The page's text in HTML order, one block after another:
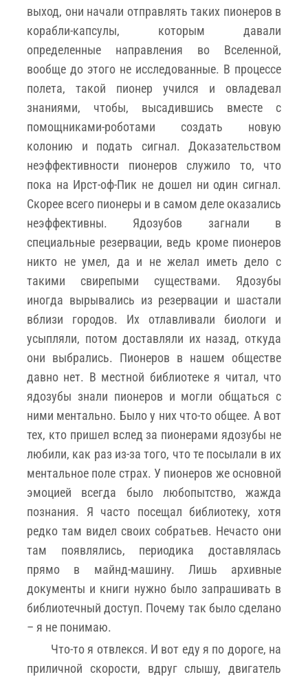
выход, они начали отправлять таких пионеров в
корабли-капсулы, которым давали
определенные направления во Вселенной,
вообще до этого не исследованные. В процессе
полета, такой пионер учился и овладевал
знаниями, чтобы, высадившись вместе с
помощниками-роботами создать новую
колонию и подать сигнал. Доказательством
неэффективности пионеров служило то, что
пока на Ирст-оф-Пик не дошел ни один сигнал.
Скорее всего пионеры и в самом деле оказались
неэффективны. Ядозубов загнали в
специальные резервации, ведь кроме пионеров
никто не умел, да и не желал иметь дело с
такими свирепыми существами. Ядозубы
иногда вырывались из резервации и шастали
вблизи городов. Их отлавливали биологи и
усыпляли, потом доставляли их назад, откуда
они выбрались. Пионеров в нашем обществе
давно нет. В местной библиотеке я читал, что
ядозубы знали пионеров и могли общаться с
ними ментально. Было у них что-то общее. А вот
тех, кто пришел вслед за пионерами ядозубы не
любили, как раз из-за того, что те посылали в их
ментальное поле страх. У пионеров же основной
эмоцией всегда было любопытство, жажда
познания. Я часто посещал библиотеку, хотя
редко там видел своих собратьев. Нечасто они
там появлялись, периодика доставлялась
прямо в майнд-машину. Лишь архивные
документы и книги нужно было запрашивать в
библиотечный доступ. Почему так было сделано
– я не понимаю.
Что-то я отвлекся. И вот еду я по дороге, на
приличной скорости, вдруг слышу, двигатель